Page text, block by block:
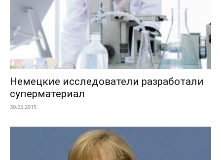
Немецкие исследователи разработали
суперматериал
30.05.2015